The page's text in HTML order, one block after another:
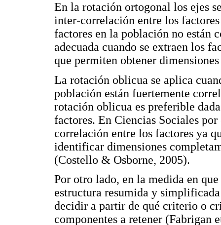
En la rotación ortogonal los ejes
inter-correlación entre los
factores en la población no están
adecuada cuando se extraen los
que permiten obtener
La rotación oblicua se aplica
población están fuertemente
rotación oblicua es preferible
factores. En Ciencias Sociales
correlación entre los factores ya
identificar dimensiones
(Costello & Osborne, 2005).
Por otro lado, en la medida en
estructura resumida y
decidir a partir de qué criterio o
componentes a retener